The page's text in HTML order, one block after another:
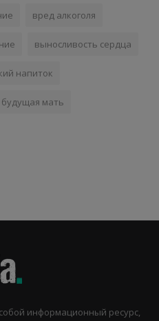
вред алкоголя
выносливость сердца
напиток
будущая мать
информационный ресурс,